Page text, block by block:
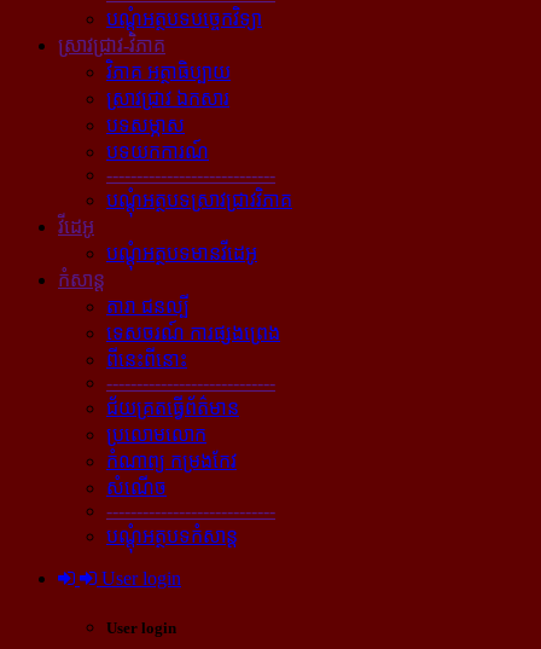
បណ្ដុំអត្ថបទបច្ចេកវិទ្យា
ស្រាវជ្រាវ-វិភាគ
វិភាគ អត្ថាធិប្បាយ
ស្រាវជ្រាវ ឯកសារ
បទសម្ភាស
បទយកការណ៍
----------------------------
បណ្ដុំអត្ថបទស្រាវជ្រាវវិភាគ
វីដេអូ
បណ្ដុំអត្ថបទមានវីដេអូ
កំសាន្ដ
តារា ជនល្បី
ទេសចរណ៍ ការផ្សងព្រេង
ពីនេះពីនោះ
----------------------------
ជ័យគ្រតធ្វើព័ត៌មាន
ប្រលោមលោក
កំណាព្យ កម្រងកែវ
សំណើច
----------------------------
បណ្ដុំអត្ថបទកំសាន្ដ
User login
User login